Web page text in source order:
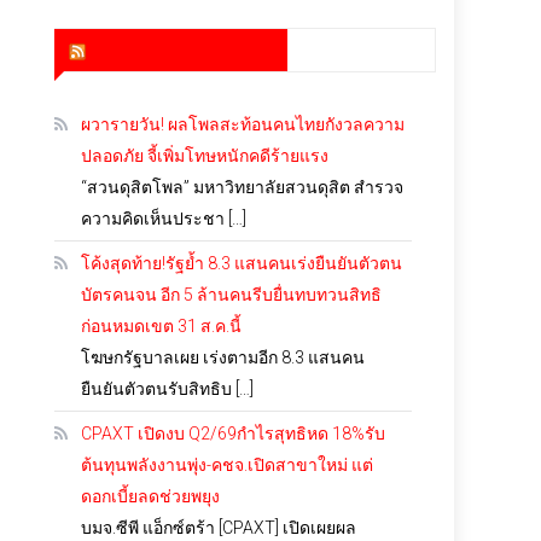
ผวารายวัน! ผลโพลสะท้อนคนไทยกังวลความ
ปลอดภัย จี้เพิ่มโทษหนักคดีร้ายแรง
“สวนดุสิตโพล” มหาวิทยาลัยสวนดุสิต สำรวจ
ความคิดเห็นประชา […]
โค้งสุดท้าย!รัฐย้ำ 8.3 แสนคนเร่งยืนยันตัวตน
บัตรคนจน อีก 5 ล้านคนรีบยื่นทบทวนสิทธิ
ก่อนหมดเขต 31 ส.ค.นี้
โฆษกรัฐบาลเผย เร่งตามอีก 8.3 แสนคน
ยืนยันตัวตนรับสิทธิบ […]
CPAXT เปิดงบ Q2/69กำไรสุทธิหด 18%รับ
ต้นทุนพลังงานพุ่ง-คชจ.เปิดสาขาใหม่ แต่
ดอกเบี้ยลดช่วยพยุง
บมจ.ซีพี แอ็กซ์ตร้า [CPAXT] เปิดเผยผล